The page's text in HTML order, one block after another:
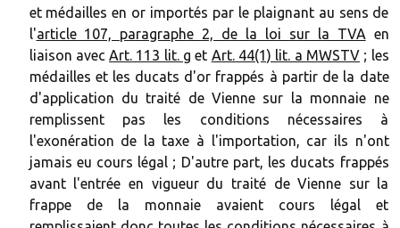
et médailles en or importés par le plaignant au sens de
l'article 107, paragraphe 2, de la loi sur la TVA en
liaison avecArt. 113 lit. g et Art. 44(1) lit. a MWSTV; les
médailles et les ducats d'or frappés à partir de la date
d'application du traité de Vienne sur la monnaie ne
remplissent pas les conditions nécessaires à
l'exonération de la taxe à l'importation, car ils n'ont
jamais eu cours légal ; D'autre part, les ducats frappés
avant l'entrée en vigueur du traité de Vienne sur la
frappe de la monnaie avaient cours légal et